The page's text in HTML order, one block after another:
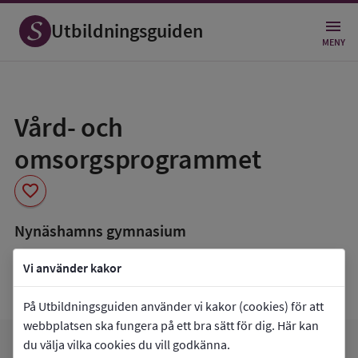
Vi använder kakor
På Utbildningsguiden använder vi kakor (cookies) för att
webbplatsen ska fungera på ett bra sätt för dig. Här kan
du välja vilka cookies du vill godkänna.
Utbildningsguiden MENY
Vård- och
omsorgsprogrammet
favorite
som
favorit
Nynäshamns gymnasium
book_5 Inriktning som finns tillgänglig
Programmet saknar inriktningar.
Gå tillNynäshamns gymnasiumarrow_forward